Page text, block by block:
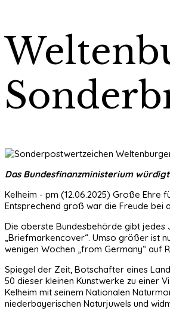
Das Bundesfinanzministerium
Kelheim - pm (12.06.2025) Große Ehre
Entsprechend groß war die Freude bei
Die oberste Bundesbehörde gibt jedes
„Briefmarkencover“. Umso größer ist
wenigen Wochen „from Germany“ auf
Spiegel der Zeit, Botschafter eines
50 dieser kleinen Kunstwerke zu einer
Kelheim mit seinem Nationalen
niederbayerischen Naturjuwels und